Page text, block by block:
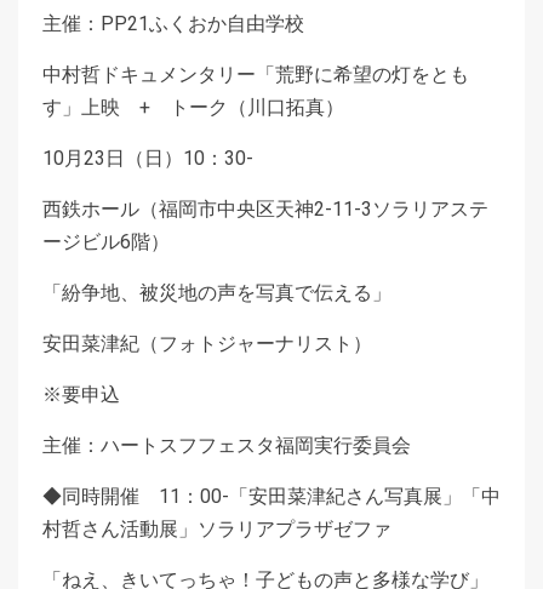
主催：PP21ふくおか自由学校
中村哲ドキュメンタリー「荒野に希望の灯をとも
す」上映 + トーク（川口拓真）
10月23日（日）10：30-
西鉄ホール（福岡市中央区天神2-11-3ソラリアステ
ージビル6階）
「紛争地、被災地の声を写真で伝える」
安田菜津紀（フォトジャーナリスト）
※要申込
主催：ハートスフフェスタ福岡実行委員会
◆同時開催 11：00-「安田菜津紀さん写真展」「中
村哲さん活動展」ソラリアプラザゼファ
「ねえ、きいてっちゃ！子どもの声と多様な学び」